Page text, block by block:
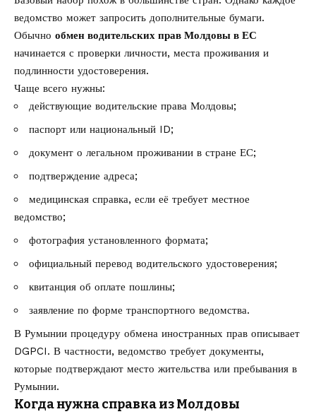
ведомство может запросить дополнительные бумаги.
Обычно обмен водительских прав Молдовы в ЕС
начинается с проверки личности, места проживания и
подлинности удостоверения.
Чаще всего нужны:
действующие водительские права Молдовы;
паспорт или национальный ID;
документ о легальном проживании в стране ЕС;
подтверждение адреса;
медицинская справка, если её требует местное
ведомство;
фотография установленного формата;
официальный перевод водительского удостоверения;
квитанция об оплате пошлины;
заявление по форме транспортного ведомства.
В Румынии процедуру обмена иностранных прав описывает
DGPCI. В частности, ведомство требует документы,
которые подтверждают место жительства или пребывания в
Румынии.
Когда нужна справка из Молдовы